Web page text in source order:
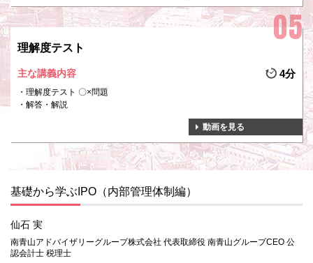
理解度テスト
主な講義内容 4分
理解度テスト 〇×問題
解答・解説
動画を見る
基礎から学ぶIPO（内部管理体制編）
仙石 実
南青山アドバイザリーグループ株式会社 代表取締役 南青山グループCEO 公
認会計士 税理士